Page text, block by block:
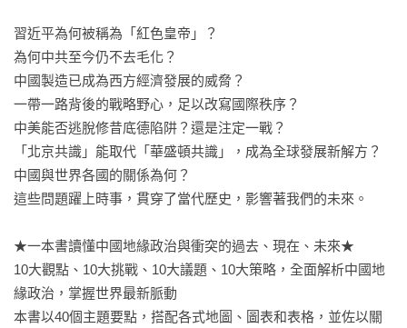
習近平為何被稱為「紅色皇帝」？
為何中共至今仍不去毛化？
中國製造已成為西方經濟發展的威脅？
一帶一路背後的戰略野心，足以改寫國際秩序？
中美能否逃脫修昔底德陷阱？還是注定一戰？
「北京共識」能取代「華盛頓共識」，成為全球發展新解方？
中國與世界各國的關係為何？
這些問題躍上時事，貫穿了當代歷史，影響著我們的未來。
★一本書讀懂中國地緣政治與衝突的過去、現在、未來★
10大觀點、10大挑戰、10大議題、10大策略，全面解析中國地
緣政治，掌握世界最新脈動
本書以40個主題要點，搭配各式地圖、圖表和表格，並佐以關